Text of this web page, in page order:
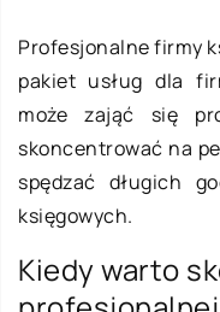
Profesjonalne firmy
pakiet usług dla
może zająć się
skoncentrować na
spędzać długich
księgowych.
Kiedy warto